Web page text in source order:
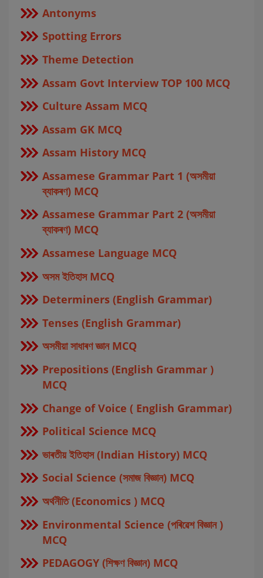
Antonyms
Spotting Errors
Theme Detection
Assam Govt Interview TOP 100 MCQ
Culture Assam MCQ
Assam GK MCQ
Assam History MCQ
Assamese Grammar Part 1 (অসমীয়া
ব্যাকৰণ) MCQ
Assamese Grammar Part 2 (অসমীয়া
ব্যাকৰণ) MCQ
Assamese Language MCQ
অসম ইতিহাস MCQ
Determiners (English Grammar)
Tenses (English Grammar)
অসমীয়া সাধাৰণ জ্ঞান MCQ
Prepositions (English Grammar )
MCQ
Change of Voice ( English Grammar)
Political Science MCQ
ভাৰতীয় ইতিহাস (Indian History) MCQ
Social Science (সমাজ বিজ্ঞান) MCQ
অর্থনীতি (Economics ) MCQ
Environmental Science (পৰিৱেশ বিজ্ঞান )
MCQ
PEDAGOGY (শিক্ষণ বিজ্ঞান) MCQ